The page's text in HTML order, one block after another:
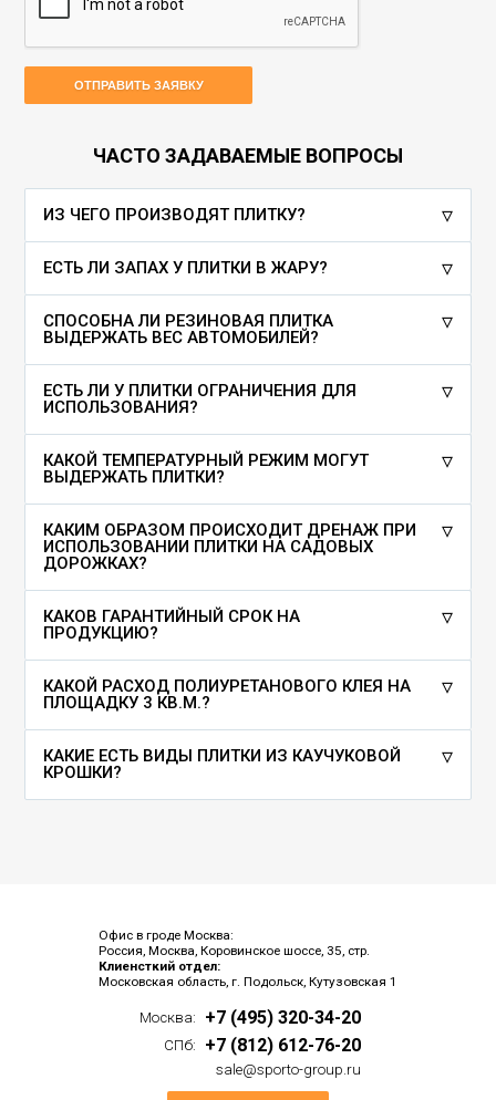
ЧАСТО ЗАДАВАЕМЫЕ ВОПРОСЫ
ИЗ ЧЕГО ПРОИЗВОДЯТ ПЛИТКУ?
ЕСТЬ ЛИ ЗАПАХ У ПЛИТКИ В ЖАРУ?
СПОСОБНА ЛИ РЕЗИНОВАЯ ПЛИТКА
ВЫДЕРЖАТЬ ВЕС АВТОМОБИЛЕЙ?
ЕСТЬ ЛИ У ПЛИТКИ ОГРАНИЧЕНИЯ ДЛЯ
ИСПОЛЬЗОВАНИЯ?
КАКОЙ ТЕМПЕРАТУРНЫЙ РЕЖИМ МОГУТ
ВЫДЕРЖАТЬ ПЛИТКИ?
КАКИМ ОБРАЗОМ ПРОИСХОДИТ ДРЕНАЖ ПРИ
ИСПОЛЬЗОВАНИИ ПЛИТКИ НА САДОВЫХ
ДОРОЖКАХ?
КАКОВ ГАРАНТИЙНЫЙ СРОК НА
ПРОДУКЦИЮ?
КАКОЙ РАСХОД ПОЛИУРЕТАНОВОГО КЛЕЯ НА
ПЛОЩАДКУ 3 КВ.М.?
КАКИЕ ЕСТЬ ВИДЫ ПЛИТКИ ИЗ КАУЧУКОВОЙ
КРОШКИ?
Офис в гроде Москва:
Россия, Москва, Коровинское шоссе, 35, стр.
Клиенсткий отдел:
Московская область, г. Подольск, Кутузовская 1
Москва: +7 (495) 320-34-20
СПб: +7 (812) 612-76-20
sale@sporto-group.ru